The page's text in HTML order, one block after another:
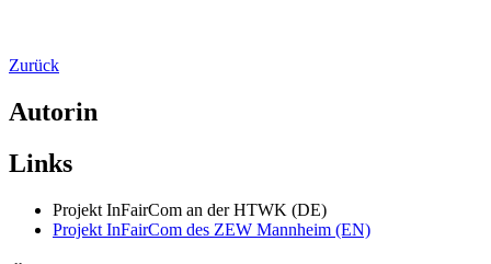
Zurück
Autorin
Links
Projekt InFairCom an der HTWK (DE)
Projekt InFairCom des ZEW Mannheim (EN)